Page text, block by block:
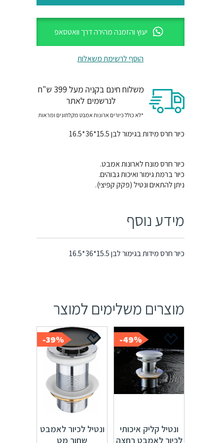
יעוץ והזמנה מהירה דרך וואטסאפ
הוסף לרשימת משאלות
משלוח חינם בקניה מעל 399 ש"ח
לנרשמים לאתר
*לא כולל כיורים ארונות אמבט מקלחונים ומראות
כיור חרס מידות בגימור לבן 15.5*36*16.5
כיור חרס מונח לארונות אמבט.
כיור ברמת גימור ואיכות גבוהים.
ניתן להתאים ונטיל (פקק קפיצי).
מידע נוסף
כיור חרס מידות בגימור לבן 15.5*36*16.5
מוצרים משלימים למוצר
49%-
ונטיל קליק איכותי
39%-
ונטיל לכיור לאמבט